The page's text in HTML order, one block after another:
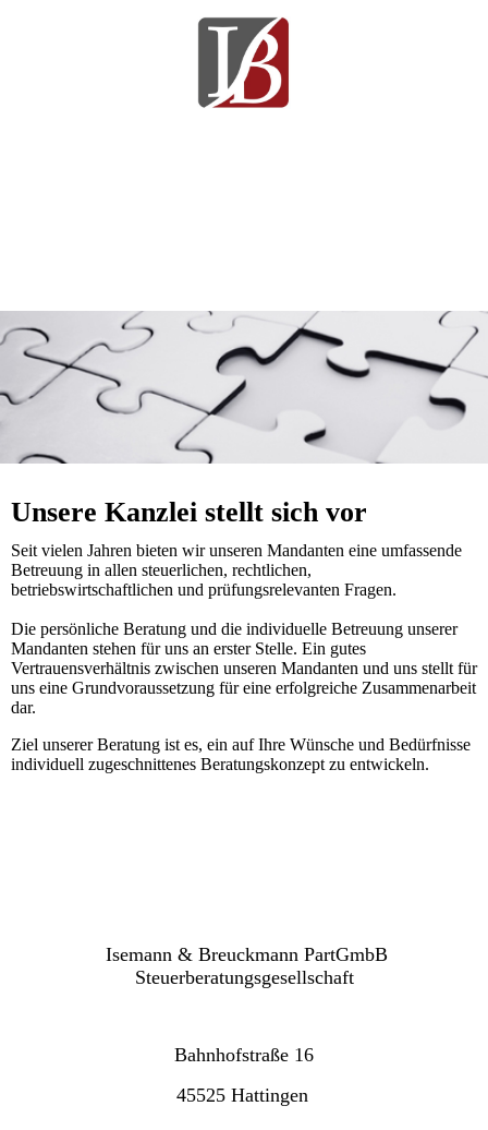
Unsere Kanzlei stellt sich vor
Seit vielen Jahren bieten wir unseren Mandanten eine umfassende
Betreuung in allen steuerlichen, rechtlichen,
betriebswirtschaftlichen und prüfungsrelevanten Fragen.
Die persönliche Beratung und die individuelle Betreuung unserer
Mandanten stehen für uns an erster Stelle. Ein gutes
Vertrauensverhältnis zwischen unseren Mandanten und uns stellt für
uns eine Grundvoraussetzung für eine erfolgreiche Zusammenarbeit
dar.
Ziel unserer Beratung ist es, ein auf Ihre Wünsche und Bedürfnisse
individuell zugeschnittenes Beratungskonzept zu entwickeln.
Isemann & Breuckmann PartGmbB
Steuerberatungsgesellschaft
Bahnhofstraße 16
45525 Hattingen